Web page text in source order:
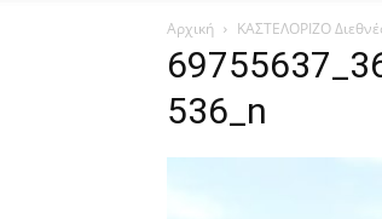
Αρχική ΚΑΣΤΕΛΟΡΙΖΟ
536_n